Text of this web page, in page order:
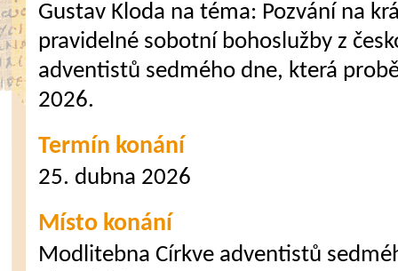
Gustav Kloda na téma: Pozvání na
pravidelné sobotní bohoslužby z
adventistů sedmého dne, která
2026.
Termín konání
25. dubna 2026
Místo konání
Modlitebna Církve adventistů